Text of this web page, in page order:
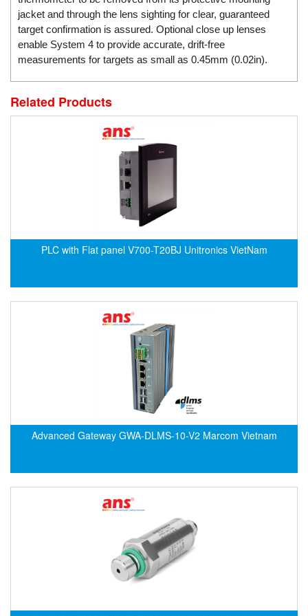
DUCATI
Duclean
Dukin Besko
Durag
E2S
Earthtech
EBMPAPST
EGE Elektronik
Ekstrom-Carlson
Elands Cable Vietnam
Electronic Design System S.R.L Vietnam
jacket and through the lens sighting for clear, guaranteed
target confirmation is assured. Optional close up lenses
enable System 4 to provide accurate, drift-free
measurements for targets as small as 0.45mm (0.02in).
Related Products
PLC with Flat panel V700-T20BJ Unitronics VietNam
Advanced Gateway GWA-DLMS-10-V2 Marcom Vietnam